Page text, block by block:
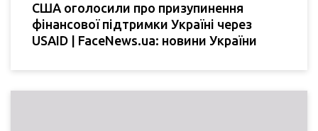
США оголосили про призупинення
фінансової підтримки Україні через
USAID | FaceNews.ua: новини України